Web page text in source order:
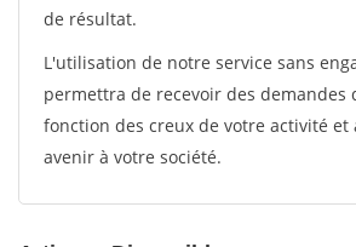
de résultat.
L'utilisation de notre service sans
permettra de recevoir des demandes
fonction des creux de votre activité et
avenir à votre société.